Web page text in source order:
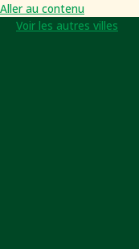
Aller au contenu
Voir les autres villes